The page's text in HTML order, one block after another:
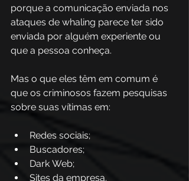
porque a comunicação enviada nos
ataques de whaling parece ter sido
enviada por alguém experiente ou
que a pessoa conheça.
Mas o que eles têm em comum é
que os criminosos fazem pesquisas
sobre suas vítimas em:
Redes sociais;
Buscadores;
Dark Web;
Sites da empresa.